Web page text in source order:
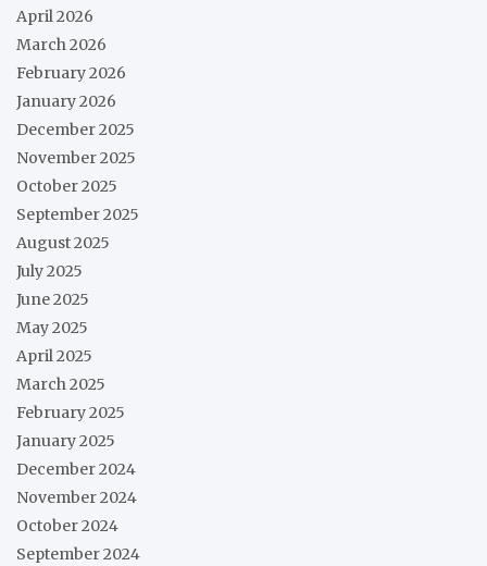
April 2026
March 2026
February 2026
January 2026
December 2025
November 2025
October 2025
September 2025
August 2025
July 2025
June 2025
May 2025
April 2025
March 2025
February 2025
January 2025
December 2024
November 2024
October 2024
September 2024